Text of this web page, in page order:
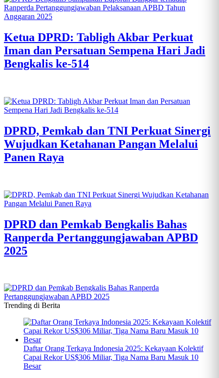
Ketua DPRD: Tabligh Akbar Perkuat
Iman dan Persatuan Sempena Hari Jadi
Bengkalis ke-514
DPRD, Pemkab dan TNI Perkuat Sinergi
Wujudkan Ketahanan Pangan Melalui
Panen Raya
DPRD dan Pemkab Bengkalis Bahas
Ranperda Pertanggungjawaban APBD
2025
Trending di Berita
Daftar Orang Terkaya Indonesia 2025: Kekayaan Kolektif
Capai Rekor US$306 Miliar, Tiga Nama Baru Masuk 10
Besar